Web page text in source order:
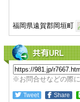
福岡県遠賀郡岡垣町
共有URL
※お問合せなどの際
Tweet Share